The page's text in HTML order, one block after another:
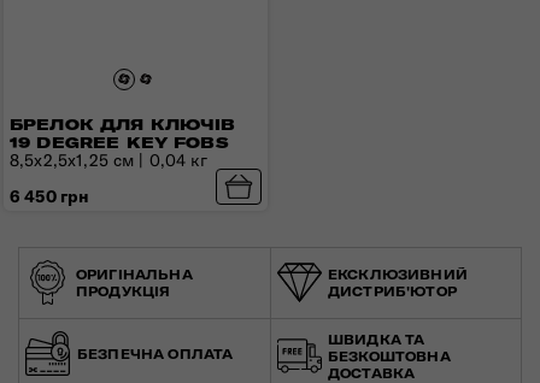
БРЕЛОК ДЛЯ КЛЮЧІВ
19 DEGREE KEY FOBS
8,5х2,5х1,25 см | 0,04 кг
6 450 грн
ОРИГІНАЛЬНА
ПРОДУКЦІЯ
ЕКСКЛЮЗИВНИЙ
ДИСТРИБ'ЮТОР
БЕЗПЕЧНА ОПЛАТА
ШВИДКА ТА
БЕЗКОШТОВНА
ДОСТАВКА